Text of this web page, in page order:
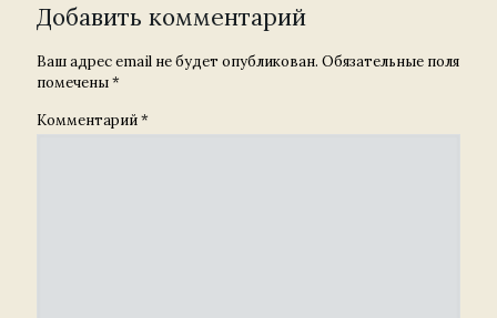
Добавить комментарий
Ваш адрес email не будет опубликован. Обязательные поля
помечены*
Комментарий*